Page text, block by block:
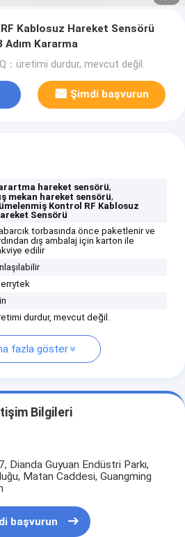
Kablosuz Hareket Sensörü
Kararma
：üretimi durdur, mevcut değil.
Şimdi başvurun
hareket sensörü,
mekan hareket sensörü,
Kontrol RF Kablosuz
Sensörü
torbasında önce paketlenir ve
dış ambalaj için karton ile
edilir
durdur, mevcut değil.
fazla göster
Bilgileri
Dianda Guyuan Endüstri Parkı,
Matan Caddesi, Guangming
başvurun